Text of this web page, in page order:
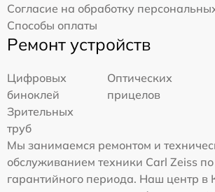
Согласие на обработку
Способы оплаты
Ремонт устройств
Цифровых
биноклей
Оптических
прицелов
Зрительных
труб
Мы занимаемся ремонтом и
обслуживанием техники Carl Zeiss
гарантийного периода. Наш центр в